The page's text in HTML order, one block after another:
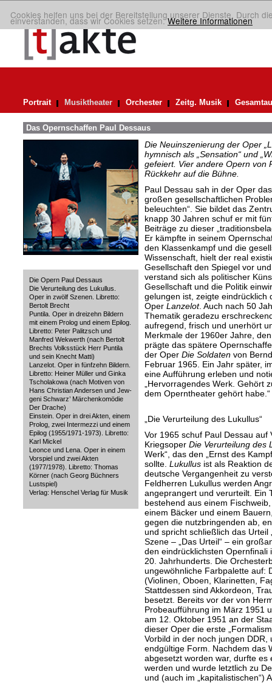
Cookies helfen uns bei der Bereitstellung unserer Dienste. Durch
einverstanden, dass wir Cookies setzen.Weitere Informationen
Portrait Musiktheater Orchester Zeitg. Musik
Das Opernschaffen Paul Dessaus
Die Opern Paul Dessaus
Die Verurteilung des Lukullus.
Oper in zwölf Szenen. Libretto:
Bertolt Brecht
Puntila. Oper in dreizehn Bildern
mit einem Prolog und einem Epilog.
Libretto: Peter Palitzsch und
Manfred Wekwerth (nach Bertolt
Brechts Volksstück Herr Puntila
und sein Knecht Matti)
Lanzelot. Oper in fünfzehn Bildern.
Libretto: Heiner Müller und Ginka
Tscholakowa (nach Motiven von
Hans Christian Andersen und Jew-
geni Schwarz’ Märchenkomödie
Der Drache)
Einstein. Oper in drei Akten, einem
Prolog, zwei Intermezzi und einem
Epilog (1955/1971-1973). Libretto:
Karl Mickel
Leonce und Lena. Oper in einem
Vorspiel und zwei Akten
(1977/1978). Libretto: Thomas
Körner (nach Georg Büchners
Lustspiel)
Verlag: Henschel Verlag für Musik
Die Neuinszenierung der Oper
hymnisch als „Sensation“ und
gefeiert. Vier andere Opern von
Rückkehr auf die Bühne.
Paul Dessau sah in der Oper
großen gesellschaftlichen
beleuchten“. Sie bildet das
knapp 30 Jahren schuf er mit
Beiträge zu dieser
Er kämpfte in seinem
den Klassenkampf und die
Wissenschaft, hielt der real
Gesellschaft den Spiegel vor
verstand sich als politischer
Gesellschaft und die Politik
gelungen ist, zeigte eindrücklich
Oper Lanzelot. Auch nach 50
Thematik geradezu
aufregend, frisch und unerhört
Merkmale der 1960er Jahre,
prägte das spätere
der Oper Die Soldatenvon
Februar 1965. Ein Jahr später,
eine Aufführung erleben und
„Hervorragendes Werk. Gehört
dem Operntheater gehört habe.“
„Die Verurteilung des Lukullus“
Vor 1965 schuf Paul Dessau auf
Kriegsoper Die Verurteilung des
Werk“, das den „Ernst des
sollte. Lukullusist als Reaktion
deutsche Vergangenheit zu
Feldherren Lukullus werden
angeprangert und verurteilt. Ein
bestehend aus einem
einem Bäcker und einem
gegen die nutzbringenden ab,
und spricht schließlich das Urteil
Szene – „Das Urteil“ – ein
den eindrücklichsten
20. Jahrhunderts. Die
ungewöhnliche Farbpalette auf:
(Violinen, Oboen, Klarinetten,
Stattdessen sind Akkordeon,
besetzt. Bereits vor der von
Probeaufführung im März 1951
am 12. Oktober 1951 an der
dieser Oper die erste
Vorbild in der noch jungen
endgültige Form. Nachdem das
abgesetzt worden war, durfte
werden und wurde letztlich zu
und (auch im „kapitalistischen“)